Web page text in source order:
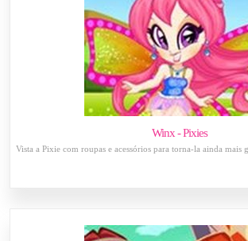
Winx - Pixies
Vista a Pixie com roupas e acessórios para torna-la ainda mais